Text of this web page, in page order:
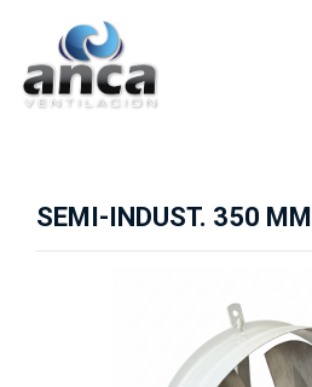
SEMI-INDUST. 350 MM